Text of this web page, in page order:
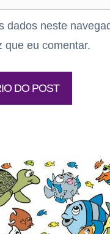
dados neste
que eu comentar.